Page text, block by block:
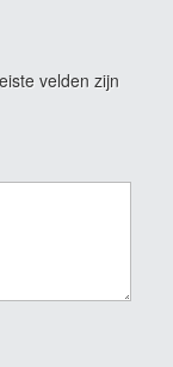
velden zijn